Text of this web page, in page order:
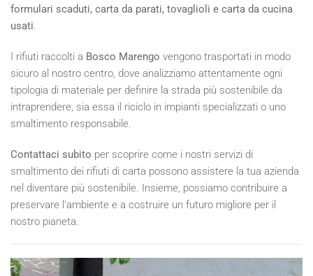
formulari scaduti, carta da parati, tovaglioli e carta da cucina
usati.
I rifiuti raccolti a Bosco Marengo vengono trasportati in modo
sicuro al nostro centro, dove analizziamo attentamente ogni
tipologia di materiale per definire la strada più sostenibile da
intraprendere, sia essa il riciclo in impianti specializzati o uno
smaltimento responsabile.
Contattaci subito per scoprire come i nostri servizi di
smaltimento dei rifiuti di carta possono assistere la tua azienda
nel diventare più sostenibile. Insieme, possiamo contribuire a
preservare l'ambiente e a costruire un futuro migliore per il
nostro pianeta.